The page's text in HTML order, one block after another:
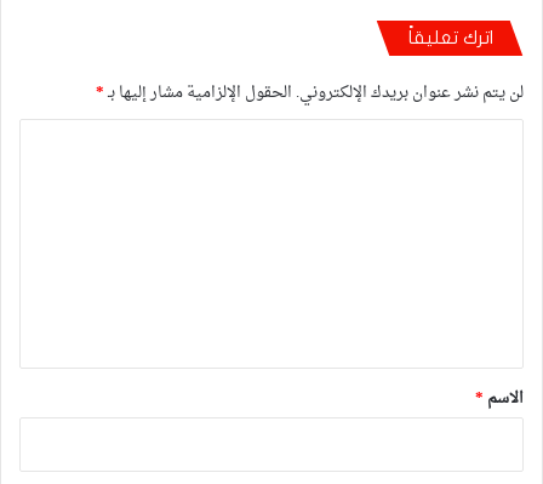
اترك تعليقاً
لن يتم نشر عنوان بريدك الإلكتروني. الحقول الإلزامية مشار إليها بـ*
*
الاسم *